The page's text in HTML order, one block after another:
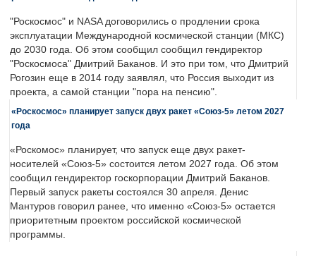
"Роскосмос" и NASA договорились о продлении срока
эксплуатации Международной космической станции (МКС)
до 2030 года. Об этом сообщил сообщил гендиректор
"Роскосмоса" Дмитрий Баканов. И это при том, что Дмитрий
Рогозин еще в 2014 году заявлял, что Россия выходит из
проекта, а самой станции "пора на пенсию".
«Роскосмос» планирует запуск двух ракет «Союз-5» летом 2027
года
«Роскомос» планирует, что запуск еще двух ракет-
носителей «Союз-5» состоится летом 2027 года. Об этом
сообщил гендиректор госкорпорации Дмитрий Баканов.
Первый запуск ракеты состоялся 30 апреля. Денис
Мантуров говорил ранее, что именно «Союз-5» остается
приоритетным проектом российской космической
программы.